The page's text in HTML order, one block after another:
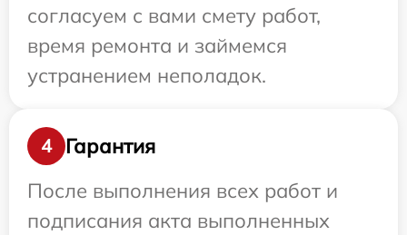
согласуем с вами смету работ,
время ремонта и займемся
устранением неполадок.
4
Гарантия
После выполнения всех работ и
подписания акта выполненных